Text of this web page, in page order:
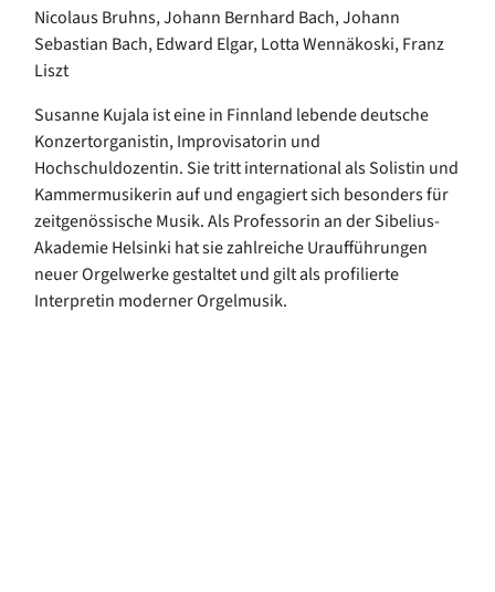
Nicolaus Bruhns, Johann Bernhard Bach, Johann
Sebastian Bach, Edward Elgar, Lotta Wennäkoski, Franz
Liszt
Susanne Kujala ist eine in Finnland lebende deutsche
Konzertorganistin, Improvisatorin und
Hochschuldozentin. Sie tritt international als Solistin und
Kammermusikerin auf und engagiert sich besonders für
zeitgenössische Musik. Als Professorin an der Sibelius-
Akademie Helsinki hat sie zahlreiche Uraufführungen
neuer Orgelwerke gestaltet und gilt als profilierte
Interpretin moderner Orgelmusik.